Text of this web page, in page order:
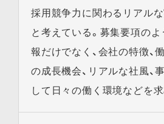
採用競争力に関わるリアル
と考えている。募集要項の
報だけでなく、会社の特徴、
の成長機会、リアルな社風、
して日々の働く環境などを求